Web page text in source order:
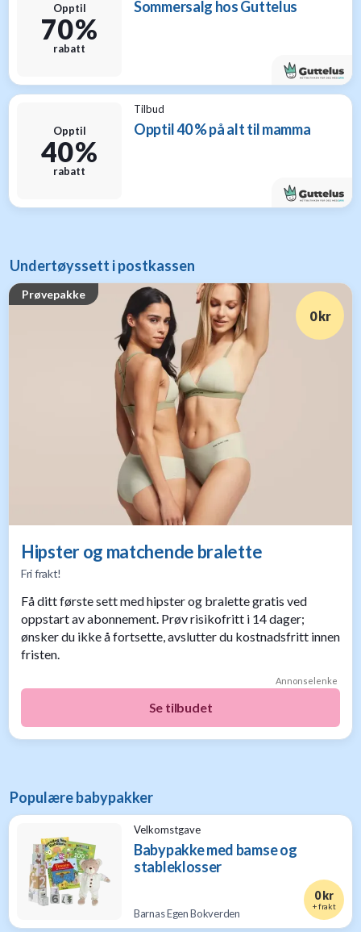
Opptil
70 %
rabatt
Sommersalg hos Guttelus
Opptil
40 %
rabatt
Tilbud
Opptil 40 % på alt til mamma
Undertøyssett i postkassen
Prøvepakke
Hipster og matchende bralette
Fri frakt!
0 kr
Få ditt første sett med hipster og bralette gratis ved
oppstart av abonnement. Prøv risikofritt i 14 dager;
ønsker du ikke å fortsette, avslutter du kostnadsfritt innen
fristen.
Annonselenke
Se tilbudet
Populære babypakker
Velkomstgave
Babypakke med bamse og
stableklosser
Barnas Egen Bokverden
0 kr
+ frakt